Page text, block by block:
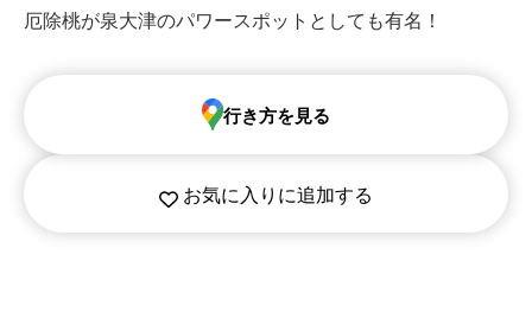
厄除桃が泉大津のパワースポットとしても有名！
お気に入りに追加する
行き方を見る